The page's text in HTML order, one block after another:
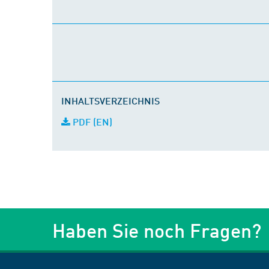
INHALTSVERZEICHNIS
PDF (EN)
Haben Sie noch Fragen?